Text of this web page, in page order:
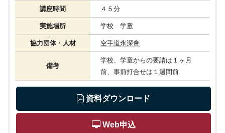
講座時間 ４５分
実施場所 学校 学童
協力団体・人材 空手道永深會
備考
学校、学童からの要請は１ヶ月
前、事前打合せは１週間前
資料ダウンロード
Web申込